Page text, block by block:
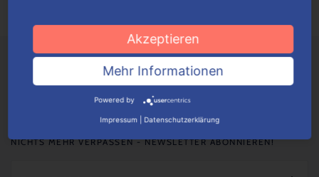
NICHTS MEHR VERPASSEN - NEWSLETTER ABONNIEREN!
Akzeptieren
Mehr Informationen
Powered by
Impressum Datenschutzerklärung